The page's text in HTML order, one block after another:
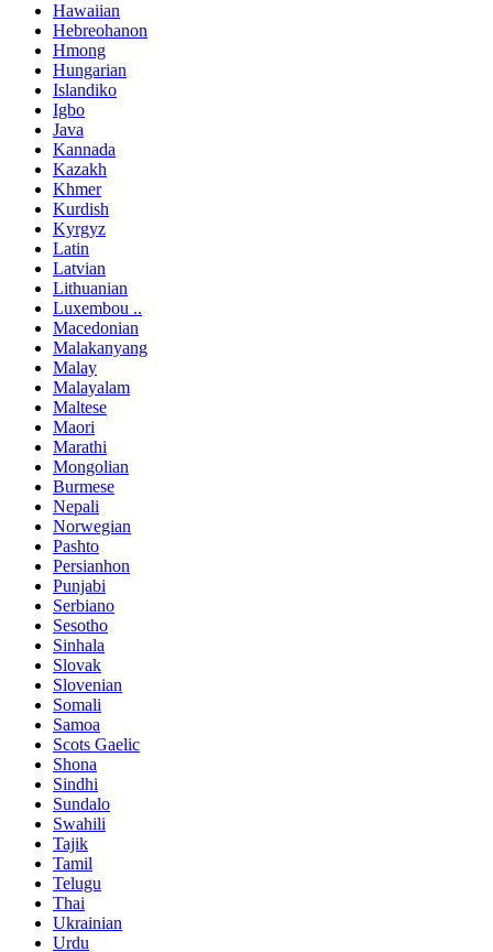
Hawaiian
Hebreohanon
Hmong
Hungarian
Islandiko
Igbo
Java
Kannada
Kazakh
Khmer
Kurdish
Kyrgyz
Latin
Latvian
Lithuanian
Luxembou ..
Macedonian
Malakanyang
Malay
Malayalam
Maltese
Maori
Marathi
Mongolian
Burmese
Nepali
Norwegian
Pashto
Persianhon
Punjabi
Serbiano
Sesotho
Sinhala
Slovak
Slovenian
Somali
Samoa
Scots Gaelic
Shona
Sindhi
Sundalo
Swahili
Tajik
Tamil
Telugu
Thai
Ukrainian
Urdu